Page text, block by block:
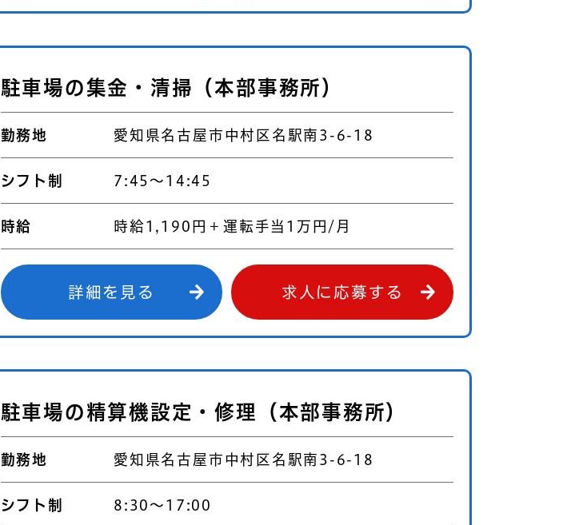
駐車場の集金・清掃（本部事務所）
勤務地 愛知県名古屋市中村区名駅南3-6-18
シフト制 7:45～14:45
時給 時給1,190円＋運転手当1万円/月
詳細を見る 求人に応募する
駐車場の精算機設定・修理（本部事務所）
勤務地 愛知県名古屋市中村区名駅南3-6-18
シフト制 8:30～17:00